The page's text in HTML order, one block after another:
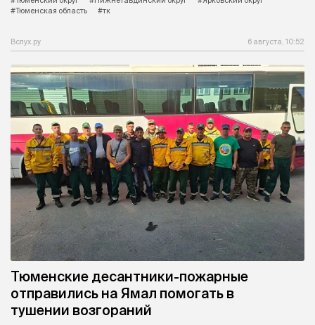
#Тюменская область
#тк
Вслух.ру 6 августа, 10:52
Тюменские десантники-пожарные
отправились на Ямал помогать в
тушении возгораний